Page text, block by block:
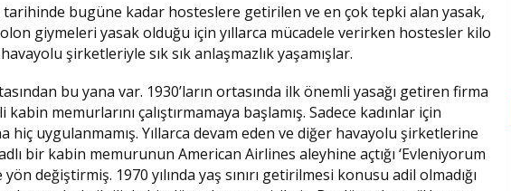
tarihinde bugüne kadar hosteslere getirilen ve en çok tepki alan yasak,
giymeleri yasak olduğu için yıllarca mücadele verirken hostesler kilo
şirketleriyle sık sık anlaşmazlık yaşamışlar.
bu yana var. 1930’ların ortasında ilk önemli yasağı getiren firma
memurlarını çalıştırmamaya başlamış. Sadece kadınlar için
uygulanmamış. Yıllarca devam eden ve diğer havayolu şirketlerine
bir kabin memurunun American Airlines aleyhine açtığı ‘Evleniyorum
değiştirmiş. 1970 yılında yaş sınırı getirilmesi konusu adil olmadığı